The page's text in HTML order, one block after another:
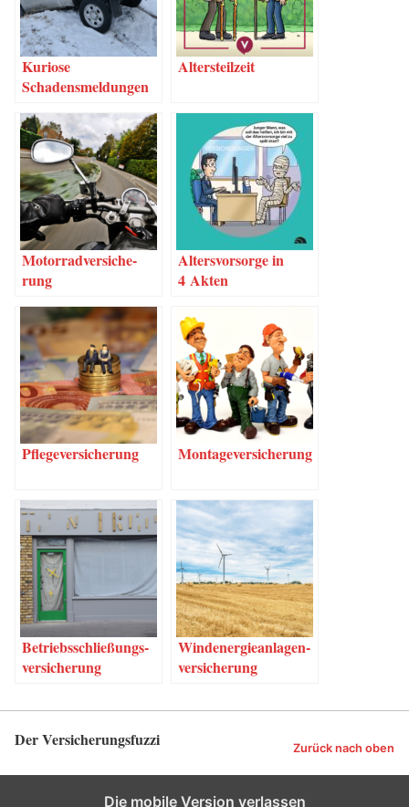
Kurio­se
Schadensmeldungen
Alters­teil­zeit
Motor­rad­ver­si­che­
rung
Alters­vor­sor­ge in
4 Akten
Pfle­ge­ver­si­che­rung Mon­ta­ge­ver­si­che­rung
Betriebs­schlie­ßungs­
ver­si­che­rung
Wind­ener­gie­an­la­gen­
ver­si­che­rung
Der Versicherungsfuzzi Zurück nach oben
Die mobile Version verlassen